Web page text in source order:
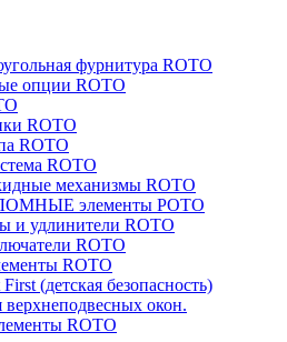
фурнитура ROTO
опции ROTO
ROTO
ROTO
ROTO
механизмы ROTO
элементы РОТО
и удлинители ROTO
ROTO
ROTO
(детская безопасность)
окон.
ROTO